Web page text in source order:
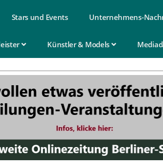
Stars und Events Unternehmens-
Künstler & Models